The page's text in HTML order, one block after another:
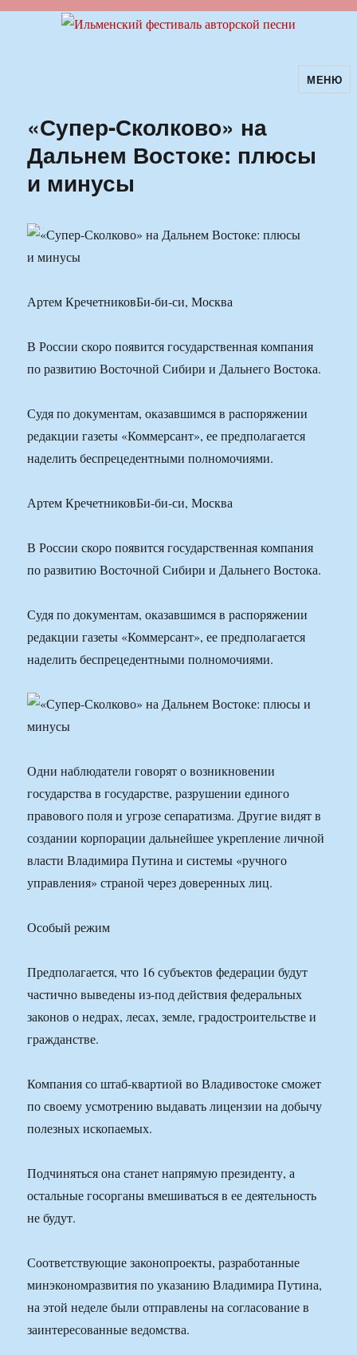
Ильменский фестиваль авторскойМЕНЮ
«Супер-Сколково» на
Дальнем Востоке: плюсы
и минусы
Артем КречетниковБи-би-си, Москва
В России скоро появится государственная компания
по развитию Восточной Сибири и Дальнего Востока.
Судя по документам, оказавшимся в распоряжении
редакции газеты «Коммерсант», ее предполагается
наделить беспрецедентными полномочиями.
Артем КречетниковБи-би-си, Москва
В России скоро появится государственная компания
по развитию Восточной Сибири и Дальнего Востока.
Судя по документам, оказавшимся в распоряжении
редакции газеты «Коммерсант», ее предполагается
наделить беспрецедентными полномочиями.
Одни наблюдатели говорят о возникновении
государства в государстве, разрушении единого
правового поля и угрозе сепаратизма. Другие видят в
создании корпорации дальнейшее укрепление личной
власти Владимира Путина и системы «ручного
управления» страной через доверенных лиц.
Особый режим
Предполагается, что 16 субъектов федерации будут
частично выведены из-под действия федеральных
законов о недрах, лесах, земле, градостроительстве и
гражданстве.
Компания со штаб-квартиой во Владивостоке сможет
по своему усмотрению выдавать лицензии на добычу
полезных ископаемых.
Подчиняться она станет напрямую президенту, а
остальные госорганы вмешиваться в ее деятельность
не будут.
Соответствующие законопроекты, разработанные
минэкономразвития по указанию Владимира Путина,
на этой неделе были отправлены на согласование в
заинтересованные ведомства.